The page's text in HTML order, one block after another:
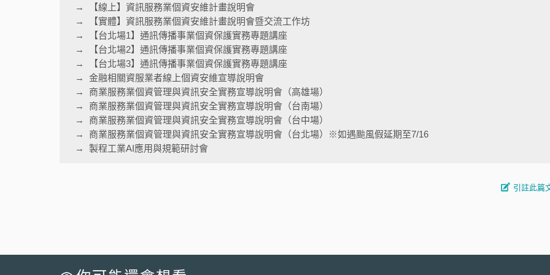
【線上】資訊服務業個資安維計畫說明會
【實體】資訊服務業個資安維計畫說明會暨交流工作坊
【台北場1】通訊傳播事業個資保護實務專題講座
【台北場2】通訊傳播事業個資保護實務專題講座
【台北場3】通訊傳播事業個資保護實務專題講座
金融相關資服業者線上個資安維宣導說明會
商業服務業個資管理與資訊安全實務宣導說明會（高雄場）
商業服務業個資管理與資訊安全實務宣導說明會（台南場）
商業服務業個資管理與資訊安全實務宣導說明會（台中場）
商業服務業個資管理與資訊安全實務宣導說明會（台北場）※如遇颱風假延期至7/16
製程工業AI應用與規範研討會
引註此篇